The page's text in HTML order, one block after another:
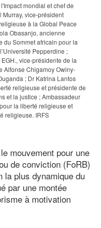
mondial et chef de
Murray, vice-président
à la Global Peace
Obasanjo, ancienne
du Sommet africain pour la
Pepperdine ;
vice-présidente de la
Alfonse Chigamoy Owiny-
; Dr Katrina Lantos
religieuse et présidente de
et la justice ; Ambassadeur
la liberté religieuse et
religieuse. IRFS
mouvement pour une
de conviction (FoRB)
la plus dynamique du
par une montée
à motivation